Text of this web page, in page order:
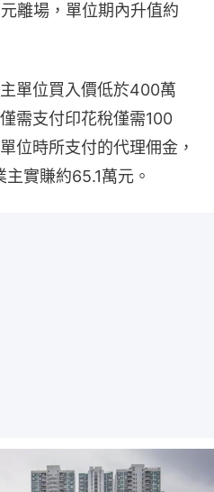
離場，單位期內升值約
單位買入價低於400萬
需支付印花稅僅需100
位時所支付的代理佣金，
實賺約65.1萬元。